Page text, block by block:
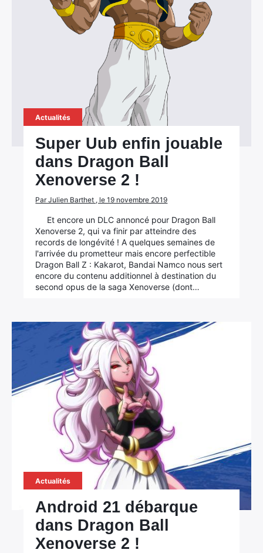
Actualités
Super Uub enfin jouable
dans Dragon Ball
Xenoverse 2 !
Par Julien Barthet , le 19 novembre 2019
Et encore un DLC annoncé pour Dragon Ball
Xenoverse 2, qui va finir par atteindre des
records de longévité ! A quelques semaines de
l'arrivée du prometteur mais encore perfectible
Dragon Ball Z : Kakarot, Bandai Namco nous sert
encore du contenu additionnel à destination du
second opus de la saga Xenoverse (dont…
Actualités
Android 21 débarque
dans Dragon Ball
Xenoverse 2 !